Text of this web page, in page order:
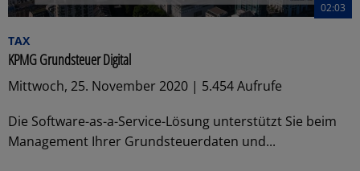
02:03
TAX
KPMG Grundsteuer Digital
Mittwoch, 25. November 2020 | 5.454 Aufrufe
Die Software-as-a-Service-Lösung unterstützt Sie beim
Management Ihrer Grundsteuerdaten und...